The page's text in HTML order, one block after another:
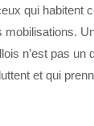
qui habitent
mobilisations.
n’est pas un
et qui